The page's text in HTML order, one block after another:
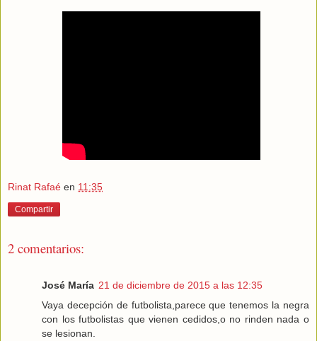
Rinat Rafaé en 11:35
Compartir
2 comentarios:
José María 21 de diciembre de 2015 a las 12:35
Vaya decepción de futbolista,parece que tenemos la negra
con los futbolistas que vienen cedidos,o no rinden nada o
se lesionan.